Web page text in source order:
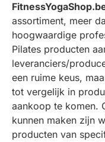
assortiment, meer
hoogwaardige
Pilates producten
leveranciers/
een ruime keus,
tot vergelijk in
aankoop te komen.
kunnen maken zijn
producten van